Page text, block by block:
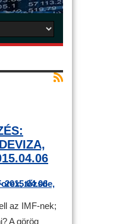
az IMF-nek;
A görög